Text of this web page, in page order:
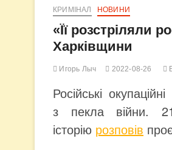
КРИМІНАЛ НОВИНИ
«Її розстріляли
Харківщини
Игорь Лыч 2022-08-26
Російські
з пекла війни.
історію розповів